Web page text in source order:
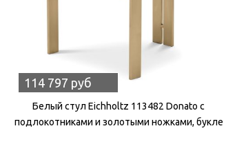
114 797 руб
Белый стул Eichholtz 113482 Donato с
подлокотниками и золотыми ножками, букле